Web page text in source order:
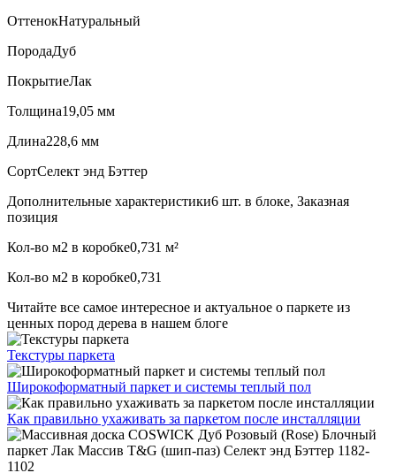
ОттенокНатуральный
ПородаДуб
ПокрытиеЛак
Толщина19,05 мм
Длина228,6 мм
СортСелект энд Бэттер
Дополнительные характеристики6 шт. в блоке, Заказная
позиция
Кол-во м2 в коробке0,731 м²
Кол-во м2 в коробке0,731
Читайте все самое интересное и актуальное о паркете из
ценных пород дерева в нашем блоге
Текстуры паркета
Широкоформатный паркет и системы теплый пол
Как правильно ухаживать за паркетом после инсталляции